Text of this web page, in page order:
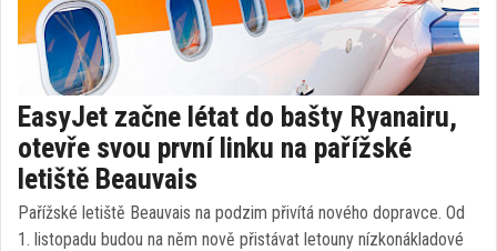
EasyJet začne létat do bašty Ryanairu,
otevře svou první linku na pařížské
letiště Beauvais
Pařížské letiště Beauvais na podzim přivítá nového dopravce. Od
1. listopadu budou na něm nově přistávat letouny nízkonákladové